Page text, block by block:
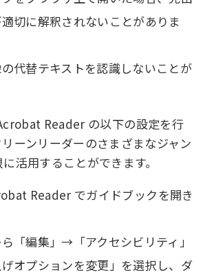
切に解釈されないことがありま
代替テキストを認識しないことが
Reader の以下の設定を行
ーンリーダーのさまざまなジャン
活用することができます。
Reader でガイドブックを開き
「編集」→「アクセシビリティ」
オプションを変更」を選択し、ダ